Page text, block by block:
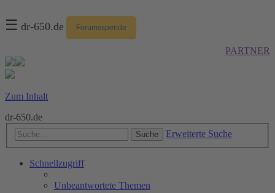
☰ dr-650.de Forumsspende
PARTNER
Zum Inhalt
dr-650.de
Suche Erweiterte Suche
Schnellzugriff
Unbeantwortete Themen